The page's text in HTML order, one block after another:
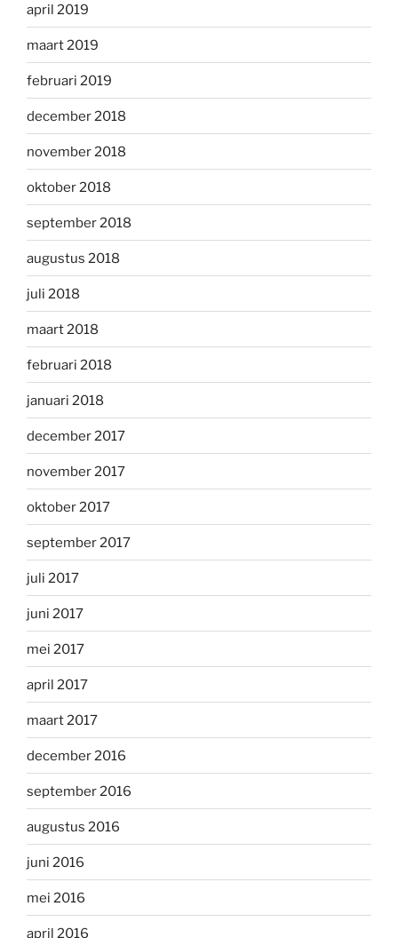
april 2019
maart 2019
februari 2019
december 2018
november 2018
oktober 2018
september 2018
augustus 2018
juli 2018
maart 2018
februari 2018
januari 2018
december 2017
november 2017
oktober 2017
september 2017
juli 2017
juni 2017
mei 2017
april 2017
maart 2017
december 2016
september 2016
augustus 2016
juni 2016
mei 2016
april 2016